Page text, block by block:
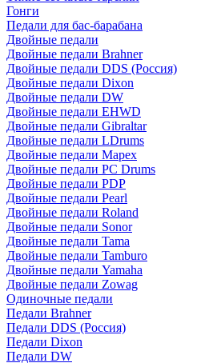
Гонги
Педали для бас-барабана
Двойные педали
Двойные педали Brahner
Двойные педали DDS (Россия)
Двойные педали Dixon
Двойные педали DW
Двойные педали EHWD
Двойные педали Gibraltar
Двойные педали LDrums
Двойные педали Mapex
Двойные педали PC Drums
Двойные педали PDP
Двойные педали Pearl
Двойные педали Roland
Двойные педали Sonor
Двойные педали Tama
Двойные педали Tamburo
Двойные педали Yamaha
Двойные педали Zowag
Одиночные педали
Педали Brahner
Педали DDS (Россия)
Педали Dixon
Педали DW